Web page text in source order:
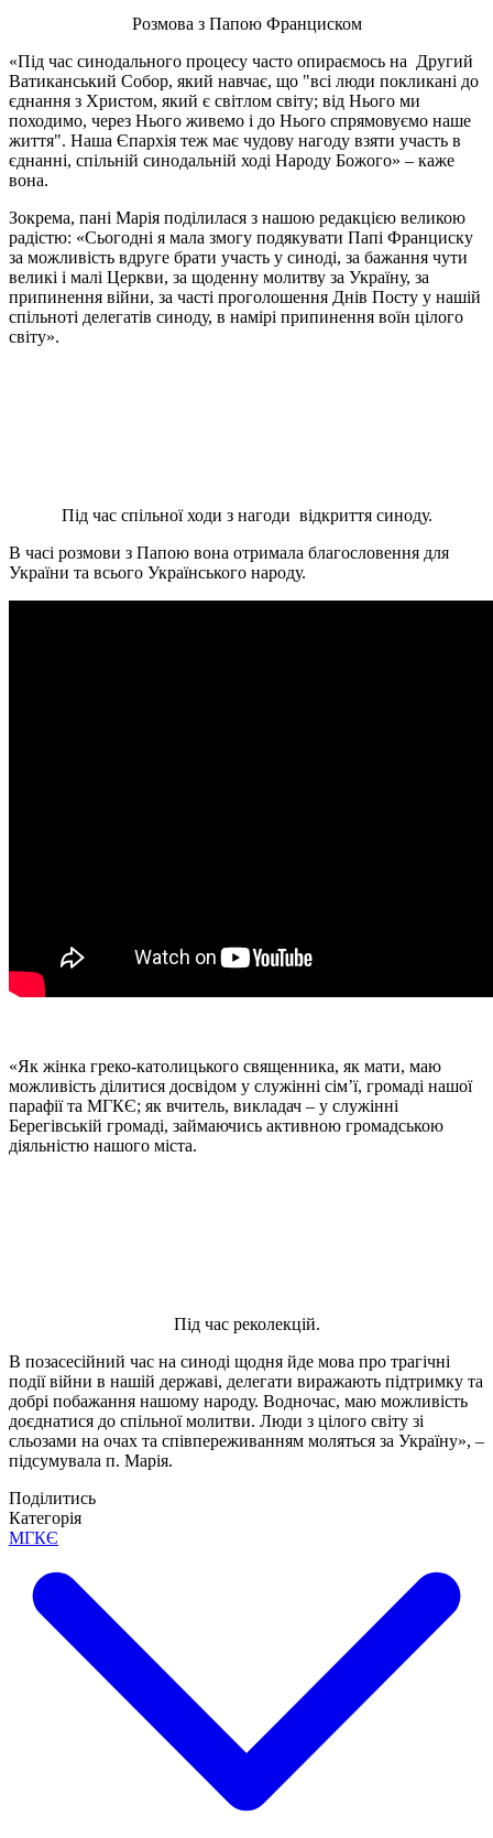
Розмова з Папою Франциском
«Під час синодального процесу часто опираємось на Другий
Ватиканський Собор, який навчає, що "всі люди покликані до
єднання з Христом, який є світлом світу; від Нього ми
походимо, через Нього живемо і до Нього спрямовуємо наше
життя". Наша Єпархія теж має чудову нагоду взяти участь в
єднанні, спільній синодальній ході Народу Божого» – каже
вона.
Зокрема, пані Марія поділилася з нашою редакцією великою
радістю: «Сьогодні я мала змогу подякувати Папі Франциску
за можливість вдруге брати участь у синоді, за бажання чути
великі і малі Церкви, за щоденну молитву за Україну, за
припинення війни, за часті проголошення Днів Посту у нашій
спільноті делегатів синоду, в намірі припинення воїн цілого
світу».
Під час спільної ходи з нагоди відкриття синоду.
В часі розмови з Папою вона отримала благословення для
України та всього Українського народу.
«Як жінка греко-католицького священника, як мати, маю
можливість ділитися досвідом у служінні сім’ї, громаді нашої
парафії та МГКЄ; як вчитель, викладач – у служінні
Берегівській громаді, займаючись активною громадською
діяльністю нашого міста.
Під час реколекцій.
В позасесійний час на синоді щодня йде мова про трагічні
події війни в нашій державі, делегати виражають підтримку та
добрі побажання нашому народу. Водночас, маю можливість
доєднатися до спільної молитви. Люди з цілого світу зі
сльозами на очах та співпереживанням моляться за Україну», –
підсумувала п. Марія.
Поділитись
Категорія
МГКЄ